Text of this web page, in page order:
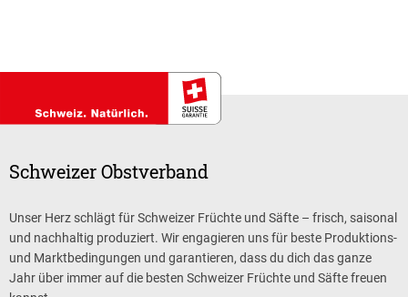
Schweizer Obstverband
Unser Herz schlägt für Schweizer Früchte und Säfte – frisch, saisonal
und nachhaltig produziert. Wir engagieren uns für beste Produktions-
und Marktbedingungen und garantieren, dass du dich das ganze
Jahr über immer auf die besten Schweizer Früchte und Säfte freuen